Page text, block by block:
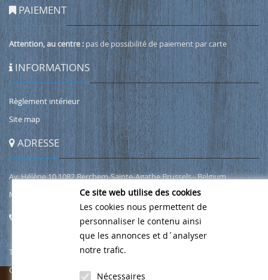
PAIEMENT
Attention, au centre :pas de possibilité de paiement par carte
INFORMATIONS
Règlement intérieur
Site map
ADRESSE
Av. Hélène 10 1082 Berchem-Sainte-Agathe Brussels - Belgium
Map Google
Tel.
Gsm
Ce site web utilise des cookies
Les cookies nous permettent de
personnaliser le contenu ainsi
que les annonces et d´analyser
notre trafic.
Nécessaires